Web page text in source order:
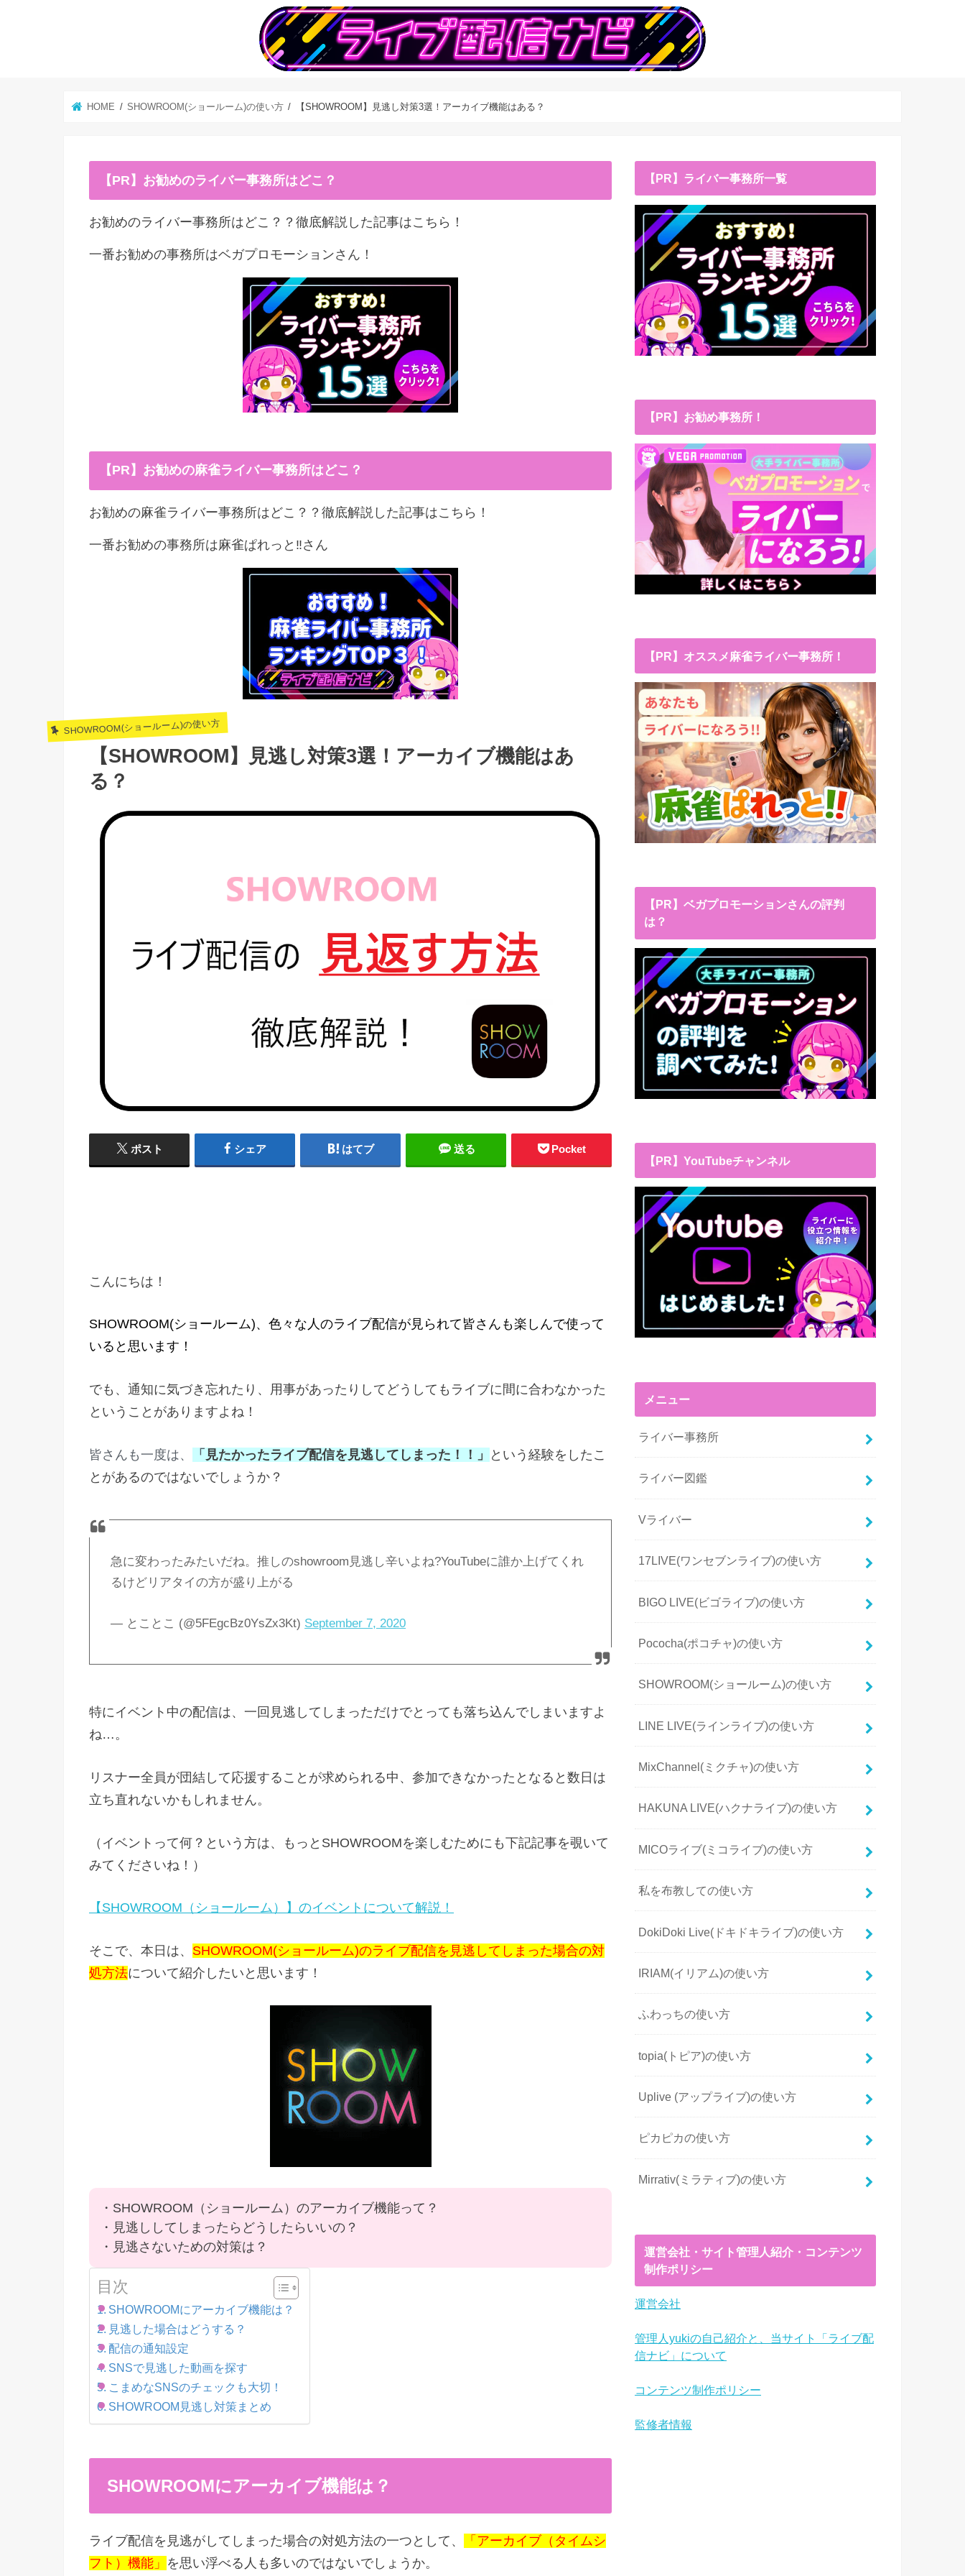
HOME SHOWROOM(ショールーム)の使い方 【SHOWROOM】見逃し対策3選！アーカイブ機能はある？
【PR】お勧めのライバー事務所はどこ？
お勧めのライバー事務所はどこ？？徹底解説した記事はこちら！
一番お勧めの事務所はベガプロモーションさん！
【PR】お勧めの麻雀ライバー事務所はどこ？
お勧めの麻雀ライバー事務所はどこ？？徹底解説した記事はこちら！
一番お勧めの事務所は麻雀ぱれっと‼︎さん
SHOWROOM(ショールーム)の使い方
【SHOWROOM】見逃し対策3選！アーカイブ機能はあ
る？
ポスト シェア はてブ 送る Pocket
こんにちは！
SHOWROOM(ショールーム)、色々な人のライブ配信が見られて皆さんも楽しんで使って
いると思います！
でも、通知に気づき忘れたり、用事があったりしてどうしてもライブに間に合わなかった
ということがありますよね！
皆さんも一度は、 「 見たかったライブ配信を見逃してしまった！！」
という経験をしたこ
とがあるのではないでしょうか？
急に変わったみたいだね。推しのshowroom見逃し辛いよね?YouTubeに誰か上げてくれ
るけどリアタイの方が盛り上がる
— とことこ (@5FEgcBz0YsZx3Kt) September 7, 2020
特にイベント中の配信は、一回見逃してしまっただけでとっても落ち込んでしまいますよ
ね…。
リスナー全員が団結して応援することが求められる中、参加できなかったとなると数日は
立ち直れないかもしれません。
（イベントって何？という方は、もっとSHOWROOMを楽しむためにも下記記事を覗いて
みてくださいね！）
【SHOWROOM（ショールーム）】のイベントについて解説！
そこで、本日は、 SHOWROOM(ショールーム)のライブ配信を見逃してしまった場合の対
処方法について紹介したいと思います！
・SHOWROOM（ショールーム）のアーカイブ機能って？
・見逃ししてしまったらどうしたらいいの？
・見逃さないための対策は？
目次
SHOWROOMにアーカイブ機能は？
見逃した場合はどうする？
配信の通知設定
SNSで見逃した動画を探す
こまめなSNSのチェックも大切！
SHOWROOM見逃し対策まとめ
SHOWROOMにアーカイブ機能は？
ライブ配信を見逃がしてしまった場合の対処方法の一つとして、
「アーカイブ（タイムシ
フト）機能」 を思い浮べる人も多いのではないでしょうか。
【PR】ライバー事務所一覧
【PR】お勧め事務所！
【PR】オススメ麻雀ライバー事務所！
【PR】ベガプロモーションさんの評判
は？
【PR】YouTubeチャンネル
メニュー
ライバー事務所
ライバー図鑑
Vライバー
17LIVE(ワンセブンライブ)の使い方
BIGO LIVE(ビゴライブ)の使い方
Pococha(ポコチャ)の使い方
SHOWROOM(ショールーム)の使い方
LINE LIVE(ラインライブ)の使い方
MixChannel(ミクチャ)の使い方
HAKUNA LIVE(ハクナライブ)の使い方
MICOライブ(ミコライブ)の使い方
私を布教しての使い方
DokiDoki Live(ドキドキライブ)の使い方
IRIAM(イリアム)の使い方
ふわっちの使い方
topia(トピア)の使い方
Uplive (アップライブ)の使い方
ピカピカの使い方
Mirrativ(ミラティブ)の使い方
運営会社・サイト管理人紹介・コンテンツ
制作ポリシー
運営会社
管理人yukiの自己紹介と、当サイト「ライブ配
信ナビ」について
コンテンツ制作ポリシー
監修者情報